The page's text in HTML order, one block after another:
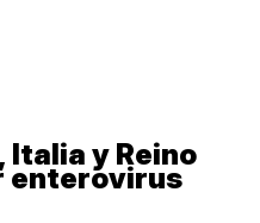
Italia y Reino
enterovirus